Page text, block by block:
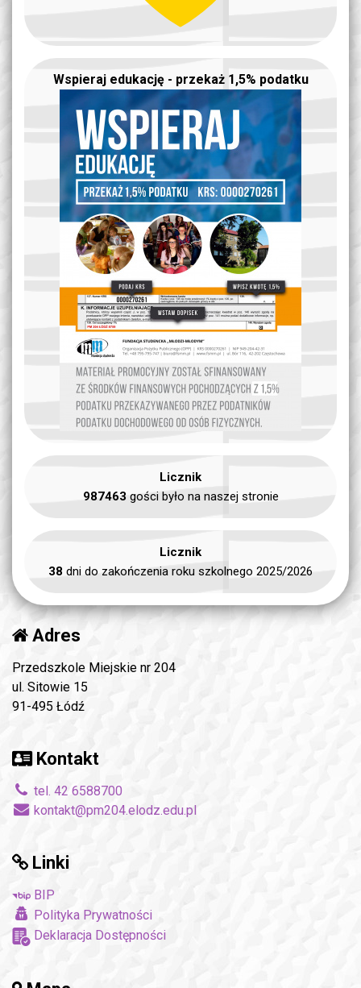
Wspieraj edukację - przekaż 1,5% podatku
Licznik
987463gości było na naszej stronie
Licznik
38 dni do zakończenia roku szkolnego 2025/2026
Adres
Przedszkole Miejskie nr 204
ul. Sitowie 15
91-495 Łódź
Kontakt
tel. 42 6588700
kontakt@pm204.elodz.edu.pl
Linki
BIP
Polityka Prywatności
Deklaracja Dostępności